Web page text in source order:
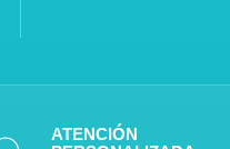
ATENCIÓN